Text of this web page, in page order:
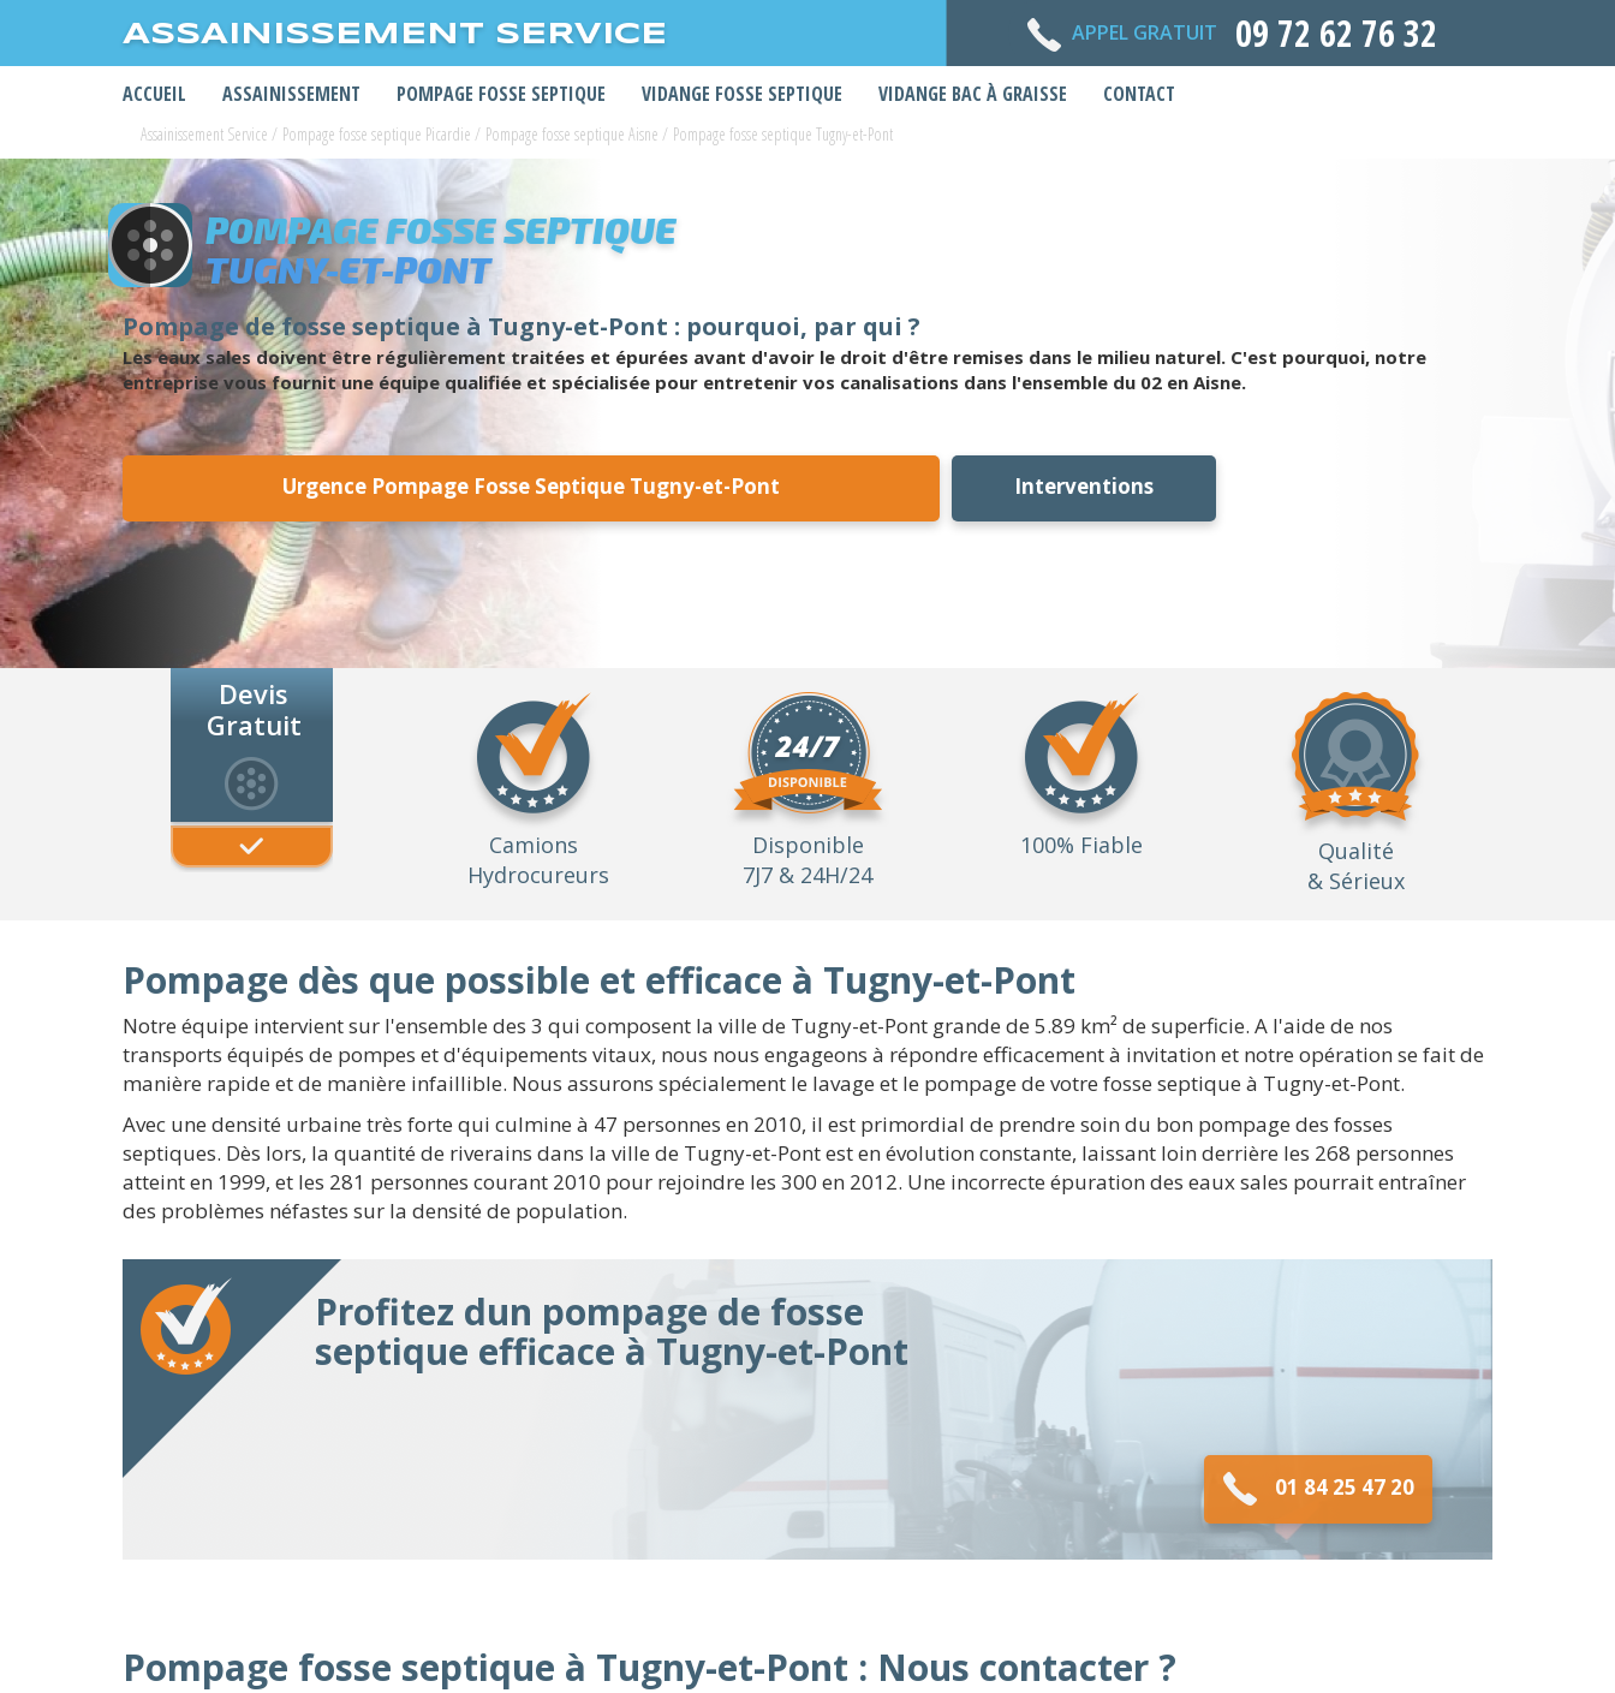
ASSAINISSEMENT SERVICE APPEL GRATUIT 09 72 62 76 32
ACCUEIL ASSAINISSEMENT POMPAGE FOSSE SEPTIQUE VIDANGE FOSSE SEPTIQUE VIDANGE BAC À GRAISSE CONTACT
Assainissement Service / Pompage fosse septique Picardie / Pompage fosse septique Aisne / Pompage fosse septique Tugny-et-Pont
POMPAGE FOSSE SEPTIQUE
TUGNY-ET-PONT
Pompage de fosse septique à Tugny-et-Pont : pourquoi, par qui ?
Les eaux sales doivent être régulièrement traitées et épurées avant d'avoir le droit d'être remises dans le milieu naturel. C'est pourquoi, notre
entreprise vous fournit une équipe qualifiée et spécialisée pour entretenir vos canalisations dans l'ensemble du 02 en Aisne.
Urgence Pompage Fosse Septique Tugny-et-Pont Interventions
Devis
Gratuit
Camions
Hydrocureurs
Disponible
7J7 & 24H/24
100% Fiable
Qualité
& Sérieux
Pompage dès que possible et efficace à Tugny-et-Pont
Notre équipe intervient sur l'ensemble des 3 qui composent la ville de Tugny-et-Pont grande de 5.89 km² de superficie. A l'aide de nos
transports équipés de pompes et d'équipements vitaux, nous nous engageons à répondre efficacement à invitation et notre opération se fait de
manière rapide et de manière infaillible. Nous assurons spécialement le lavage et le pompage de votre fosse septique à Tugny-et-Pont.
Avec une densité urbaine très forte qui culmine à 47 personnes en 2010, il est primordial de prendre soin du bon pompage des fosses
septiques. Dès lors, la quantité de riverains dans la ville de Tugny-et-Pont est en évolution constante, laissant loin derrière les 268 personnes
atteint en 1999, et les 281 personnes courant 2010 pour rejoindre les 300 en 2012. Une incorrecte épuration des eaux sales pourrait entraîner
des problèmes néfastes sur la densité de population.
Profitez dun pompage de fosse
septique efficace à Tugny-et-Pont
01 84 25 47 20
Pompage fosse septique à Tugny-et-Pont : Nous contacter ?